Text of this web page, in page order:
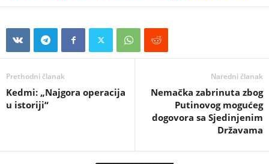
Prethodni članak
Kedmi: „Najgora operacija
u istoriji“
Naredni članak
Nemačka zabrinuta zbog
Putinovog mogućeg
dogovora sa Sjedinjenim
Državama